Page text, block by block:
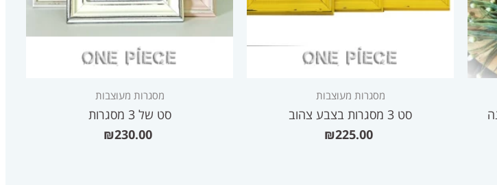
מסגרות מעוצבות
סט 3 מסגרות בצבע צהוב
₪225.00
מסגרות מעוצבות
סט של 3 מסגרות
₪230.00